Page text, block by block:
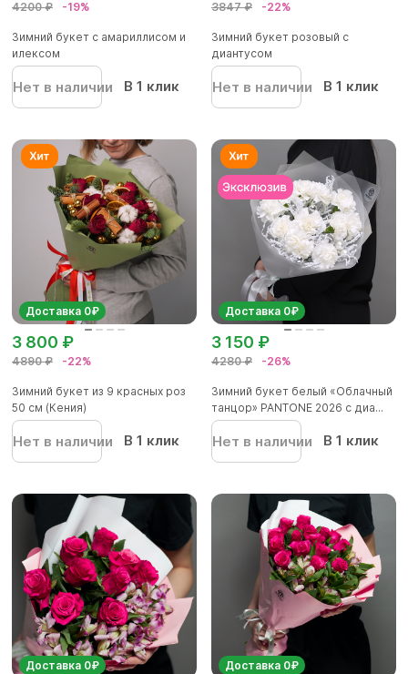
4200 ₽ -19%
Зимний букет с амариллисом и
илексом
Нет в наличии В 1 клик
3847 ₽ -22%
Зимний букет розовый с
диантусом
Нет в наличии В 1 клик
Доставка 0₽
4890 ₽ -22%
3 800 ₽
Зимний букет из 9 красных роз
50 см (Кения)
Нет в наличии В 1 клик
Доставка 0₽
4280 ₽ -26%
3 150 ₽
Зимний букет белый «Облачный
танцор» PANTONE 2026 с диа...
Нет в наличии В 1 клик
Доставка 0₽ Доставка 0₽